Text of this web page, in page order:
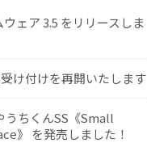
ェア 3.5 をリリースしま
け付けを再開いたします
うちくんSS《Small
》 を発売しました！